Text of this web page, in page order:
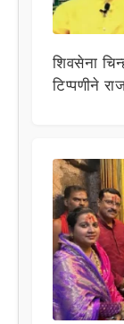
शिवसेना
टिप्पणीने